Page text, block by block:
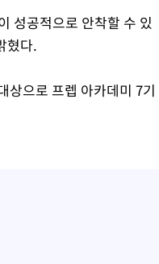
성공적으로 안착할 수 있
혔다.
상으로 프렙 아카데미 7기